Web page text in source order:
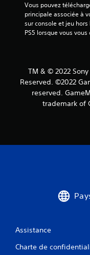
Vous pouvez
principale associée à
sur console et jeu
PS5 lorsque vous
TM & © 2022
Reserved. ©2022
reserved.
trademark of
Assistance
Charte de